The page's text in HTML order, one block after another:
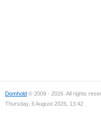
Domhold © 2009 - 2026. All rights
Thursday, 6 August 2026, 13:42